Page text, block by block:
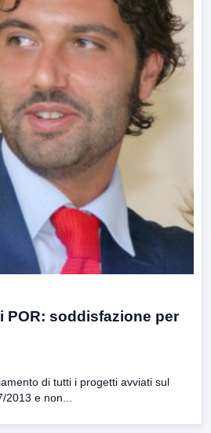
POR: soddisfazione per
di tutti i progetti avviati sul
2013 e non...